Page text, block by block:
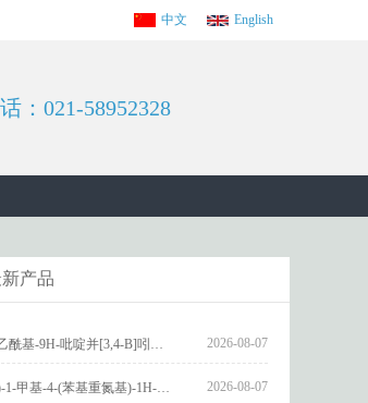
中文 English
：021-58952328
产品
2026-08-07
2026-08-07